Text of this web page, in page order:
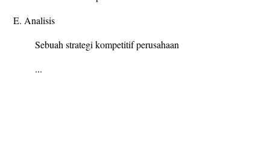
E. Analisis
Sebuah strategi kompetitif perusahaan
...